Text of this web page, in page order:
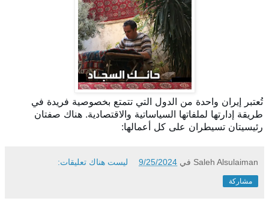
تُعتبر إيران واحدة من الدول التي تتمتع بخصوصية فريدة في
طريقة إدارتها لملفاتها السياساتية والاقتصادية. هناك صفتان
رئيسيتان تسيطران على كل أعمالها:
Saleh Alsulaiman في 9/25/2024 ليست هناك تعليقات:
مشاركة